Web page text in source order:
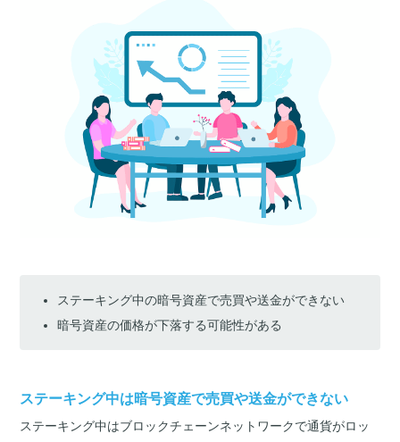
ステーキング中の暗号資産で売買や送金ができない
暗号資産の価格が下落する可能性がある
ステーキング中は暗号資産で売買や送金ができない
ステーキング中はブロックチェーンネットワークで通貨がロッ